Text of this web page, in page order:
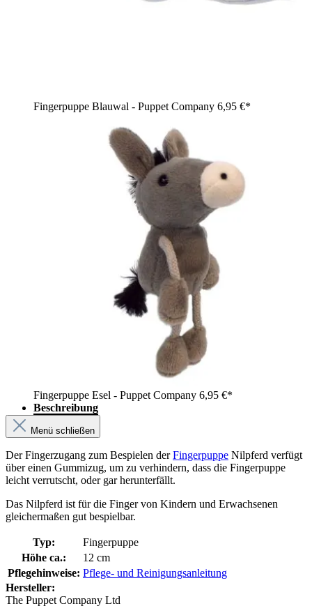
Fingerpuppe Blauwal - Puppet Company 6,95 €*
Fingerpuppe Esel - Puppet Company 6,95 €*
Beschreibung
Menü schließen
Der Fingerzugang zum Bespielen derFingerpuppe Nilpferd verfügt
über einen Gummizug, um zu verhindern, dass die Fingerpuppe
leicht verrutscht, oder gar herunterfällt.
Das Nilpferd ist für die Finger von Kindern und Erwachsenen
gleichermaßen gut bespielbar.
Typ:
Fingerpuppe
Höhe ca.:
12 cm
Pflegehinweise: Pflege- und Reinigungsanleitung
Hersteller:
The Puppet Company Ltd